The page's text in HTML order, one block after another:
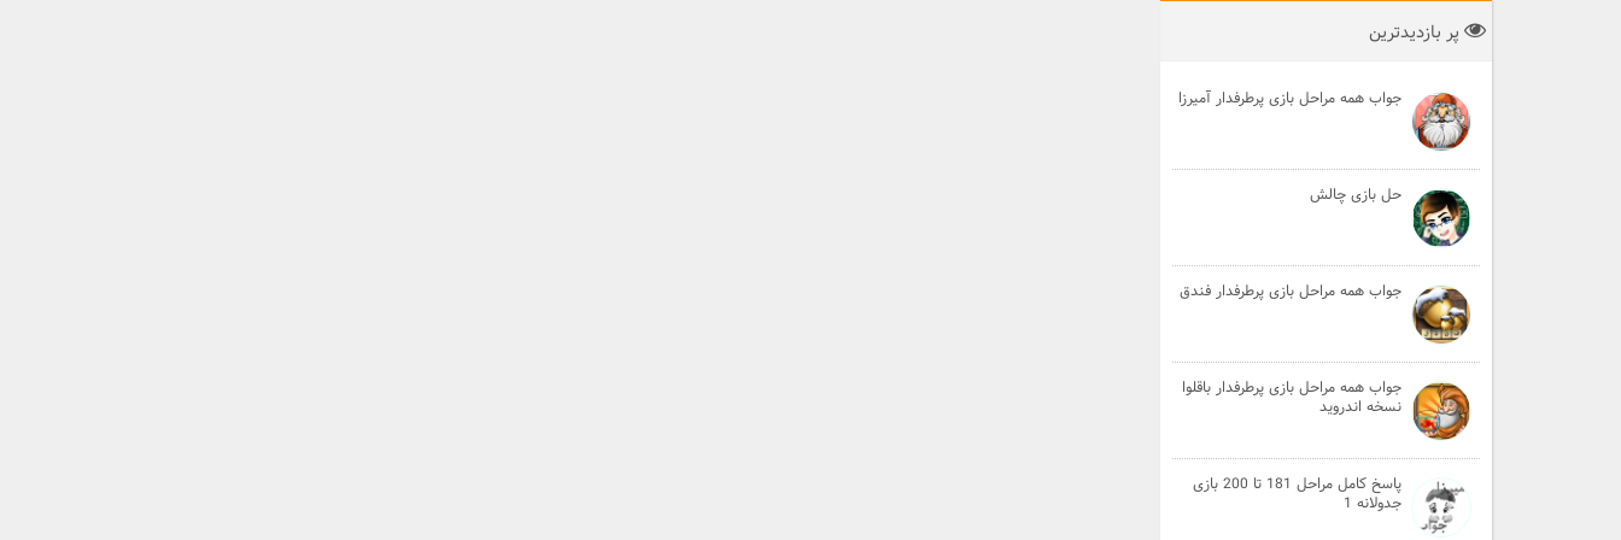
پر بازدیدترین
جواب همه مراحل بازی پرطرفدار آمیرزا
حل بازی چالش
جواب همه مراحل بازی پرطرفدار فندق
جواب همه مراحل بازی پرطرفدار باقلوا
نسخه اندروید
پاسخ کامل مراحل 181 تا 200 بازی
جدولانه 1